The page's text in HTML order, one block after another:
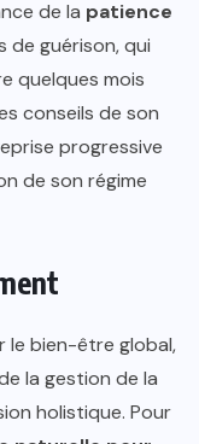
de la patience
de guérison, qui
quelques mois
conseils de son
progressive
de son régime
le bien-être global,
la gestion de la
holistique. Pour